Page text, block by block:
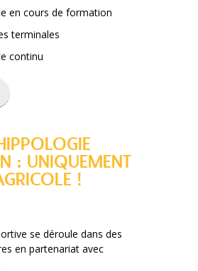
en cours de formation
terminales
continu
: UNIQUEMENT
!
se déroule dans des
en partenariat avec